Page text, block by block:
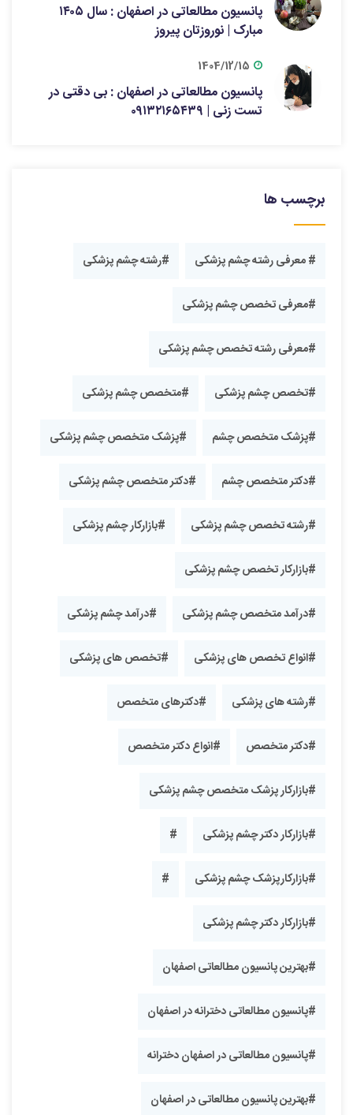
پانسیون مطالعاتی در اصفهان : سال ۱۴۰۵
مبارک | نوروزتان پیروز
1404/12/15
پانسیون مطالعاتی در اصفهان : بی دقتی در
تست زنی | ۰۹۱۳۲۱۶۵۴۳۹
برچسب ها
# معرفی رشته چشم پزشکی #رشته چشم پزشکی
#معرفی تخصص چشم پزشکی
#معرفی رشته تخصص چشم پزشکی
#تخصص چشم پزشکی #متخصص چشم پزشکی
#پزشک متخصص چشم #پزشک متخصص چشم پزشکی
#دکتر متخصص چشم #دکتر متخصص چشم پزشکی
#رشته تخصص چشم پزشکی #بازارکار چشم پزشکی
#بازارکار تخصص چشم پزشکی
#درآمد متخصص چشم پزشکی #درآمد چشم پزشکی
#انواع تخصص های پزشکی #تخصص های پزشکی
#رشته های پزشکی #دکترهای متخصص
#دکتر متخصص #انواع دکتر متخصص
#بازارکار پزشک متخصص چشم پزشکی
#بازارکار دکتر چشم پزشکی #
#بازارکارپزشک چشم پزشکی #
#بازارکار دکتر چشم پزشکی
#بهترین پانسیون مطالعاتی اصفهان
#پانسیون مطالعاتی دخترانه در اصفهان
#پانسیون مطالعاتی در اصفهان دخترانه
#بهترین پانسیون مطالعاتی در اصفهان